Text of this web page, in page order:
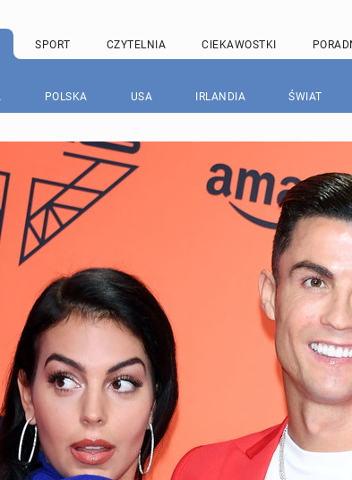
SPORT CZYTELNIA CIEKAWOSTKI
POLSKA USA IRLANDIA ŚWIAT